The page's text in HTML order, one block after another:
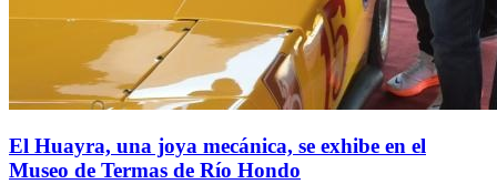
El Huayra, una joya mecánica, se exhibe en el
Museo de Termas de Río Hondo